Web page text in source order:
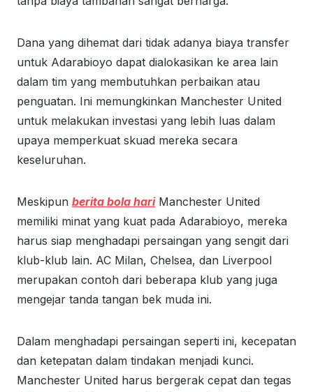
Dana yang dihemat dari tidak adanya biaya transfer
untuk Adarabioyo dapat dialokasikan ke area lain
dalam tim yang membutuhkan perbaikan atau
penguatan. Ini memungkinkan Manchester United
untuk melakukan investasi yang lebih luas dalam
upaya memperkuat skuad mereka secara
keseluruhan.
Meskipun berita bola hariManchester United
memiliki minat yang kuat pada Adarabioyo, mereka
harus siap menghadapi persaingan yang sengit dari
klub-klub lain. AC Milan, Chelsea, dan Liverpool
merupakan contoh dari beberapa klub yang juga
mengejar tanda tangan bek muda ini.
Dalam menghadapi persaingan seperti ini, kecepatan
dan ketepatan dalam tindakan menjadi kunci.
Manchester United harus bergerak cepat dan tegas